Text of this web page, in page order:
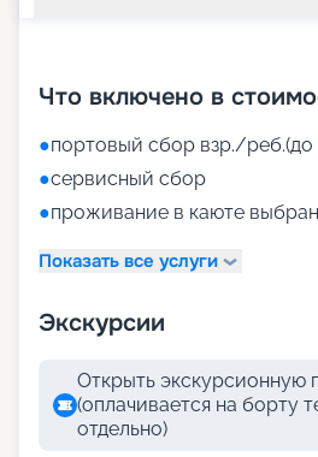
Что включено в
●портовый сбор взр./реб.(до
●сервисный сбор
●проживание в каюте
Показать все услуги
Экскурсии
Открыть экскурсионную
(оплачивается на борту
отдельно)